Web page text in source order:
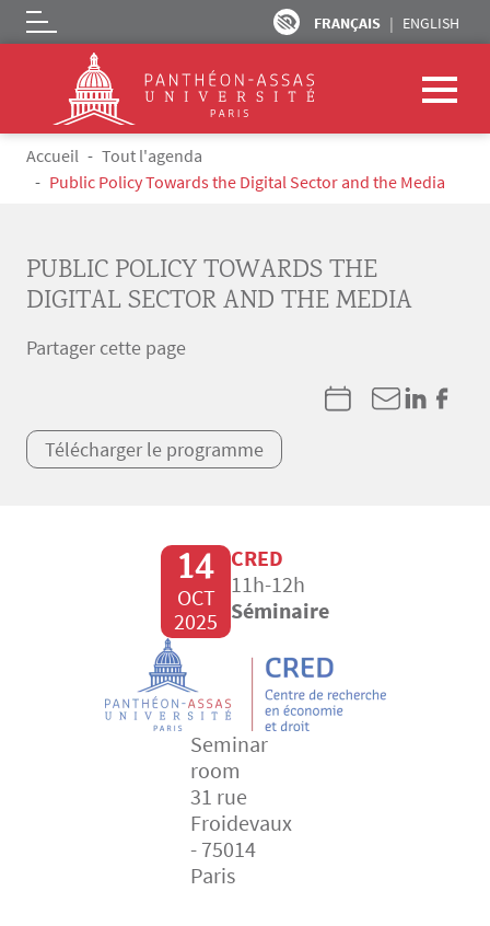
Aller au contenu principal
FRANÇAIS ENGLISH
Logo
Fil d'Ariane
Accueil
Tout l'agenda
Public Policy Towards the Digital Sector and the Media
PUBLIC POLICY TOWARDS THE
DIGITAL SECTOR AND THE MEDIA
Partager cette page
Télécharger le programme
14
OCT
2025
CRED
11h-12h
Séminaire
Seminar
room
31 rue
Froidevaux
- 75014
Paris